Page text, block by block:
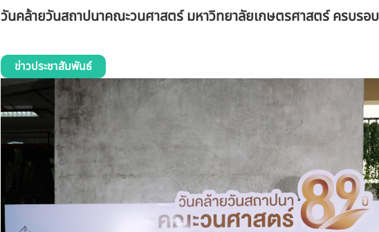
วันคล้ายวันสถาปนาคณะวนศาสตร์ มหาวิทยาลัยเกษตรศาสตร์ ครบรอ
ข่าวประชาสัมพันธ์